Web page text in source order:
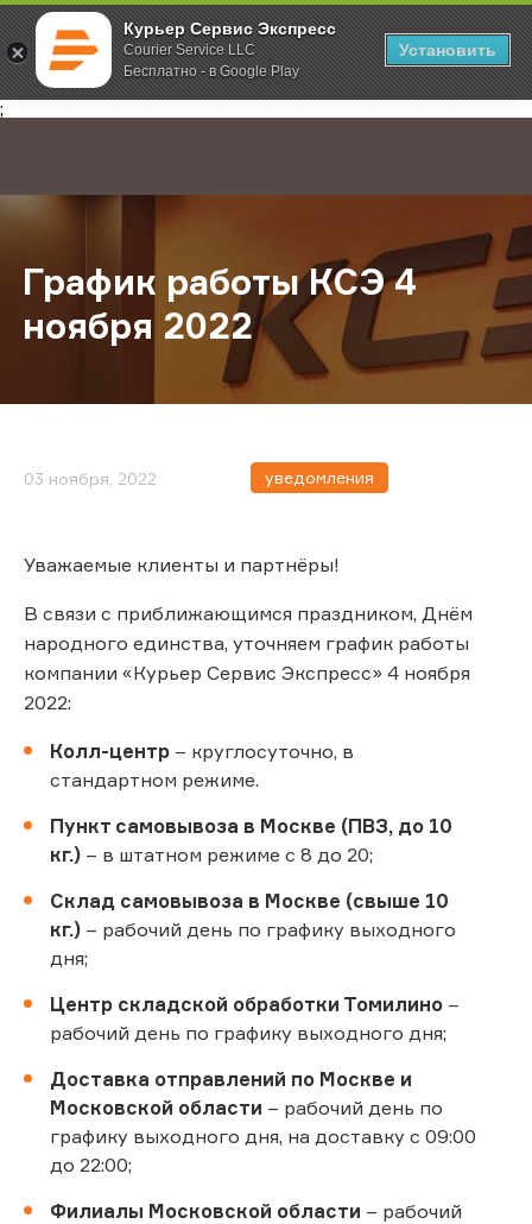
Курьер Сервис Экспресс
Courier Service LLC
Бесплатно - в Google Play
Установить
;
Главная О компании Новости График работы КСЭ 4 ноября
График работы КСЭ 4
ноября 2022
03 ноября, 2022 уведомления
Уважаемые клиенты и партнёры!
В связи с приближающимся праздником, Днём
народного единства, уточняем график работы
компании «Курьер Сервис Экспресс» 4 ноября
2022:
Колл-центр – круглосуточно, в
стандартном режиме.
Пункт самовывоза в Москве (ПВЗ, до 10
кг.) – в штатном режиме с 8 до 20;
Склад самовывоза в Москве (свыше 10
кг.) – рабочий день по графику выходного
дня;
Центр складской обработки Томилино –
рабочий день по графику выходного дня;
Доставка отправлений по Москве и
Московской области – рабочий день по
графику выходного дня, на доставку с 09:00
до 22:00;
Филиалы Московской области – рабочий